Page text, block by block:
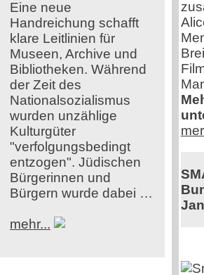
Eine neue
Handreichung schafft
klare Leitlinien für
Museen, Archive und
Bibliotheken. Während
der Zeit des
Nationalsozialismus
wurden unzählige
Kulturgüter
"verfolgungsbedingt
entzogen". Jüdischen
Bürgerinnen und
Bürgern wurde dabei …
mehr...